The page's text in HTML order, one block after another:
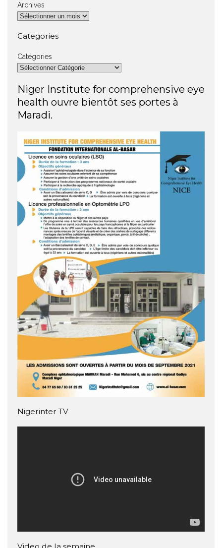
Archives
Categories
Catégories
Niger Institute for comprehensive eye
health ouvre bientôt ses portes à
Maradi.
Nigerinter TV